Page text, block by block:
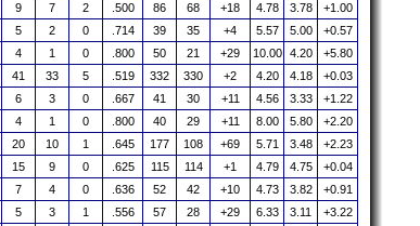
9 7 2 .500 86 68 +18 4.78 3.78
+1.00
5 2 0 .714 39 35 +4 5.57 5.00
+0.57
4 1 0 .800 50 21 +29 10.00 4.20
+5.80
41 33 5 .519 332 330 +2 4.20 4.18
+0.03
6 3 0 .667 41 30 +11 4.56 3.33
+1.22
4 1 0 .800 40 29 +11 8.00 5.80
+2.20
20 10 1 .645 177 108 +69 5.71 3.48
+2.23
15 9 0 .625 115 114 +1 4.79 4.75
+0.04
7 4 0 .636 52 42 +10 4.73 3.82
+0.91
5 3 1 .556 57 28 +29 6.33 3.11 +3.22